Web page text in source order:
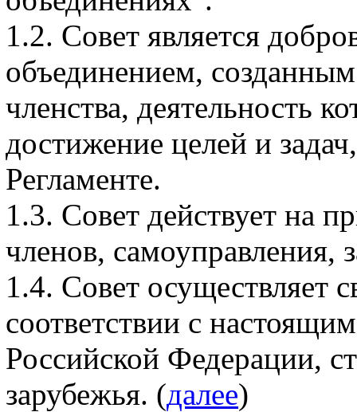
1.2. Совет является
объединением,
членства, деятельность
достижение целей и
Регламенте.
1.3. Совет действует на
членов, самоуправления,
1.4. Совет осуществляет
соответствии с
Российской Федерации,
зарубежья. (далее)